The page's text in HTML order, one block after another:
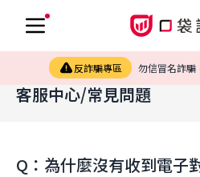
反詐騙專區 勿信冒名詐騙
客服中心/常見問題
Q：為什麼沒有收到電子